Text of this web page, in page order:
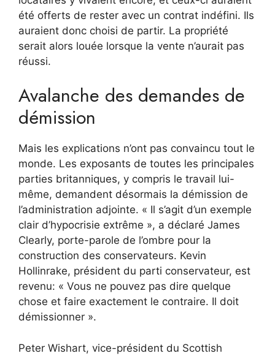
été offerts de rester avec un contrat indéfini. Ils
auraient donc choisi de partir. La propriété
serait alors louée lorsque la vente n’aurait pas
réussi.
Avalanche des demandes de
démission
Mais les explications n’ont pas convaincu tout le
monde. Les exposants de toutes les principales
parties britanniques, y compris le travail lui-
même, demandent désormais la démission de
l’administration adjointe. « Il s’agit d’un exemple
clair d’hypocrisie extrême », a déclaré James
Clearly, porte-parole de l’ombre pour la
construction des conservateurs. Kevin
Hollinrake, président du parti conservateur, est
revenu: « Vous ne pouvez pas dire quelque
chose et faire exactement le contraire. Il doit
démissionner ».
Peter Wishart, vice-président du Scottish